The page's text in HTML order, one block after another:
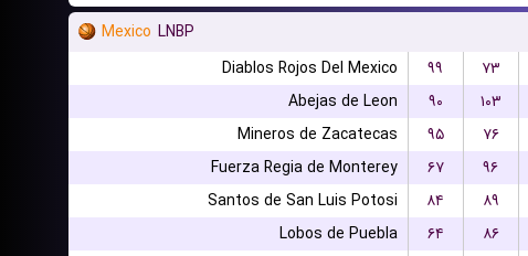
Mexico LNBP
Diablos Rojos Del Mexico
۹۹ ۷۳
Abejas de Leon
۹۰ ۱۰۳
Mineros de Zacatecas
۹۵ ۷۶
Fuerza Regia de Monterey
۶۷ ۹۶
Santos de San Luis Potosi
۸۴ ۸۹
Lobos de Puebla
۶۴ ۸۶